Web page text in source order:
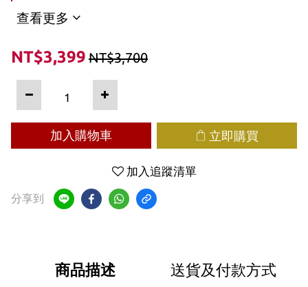
查看更多
NT$3,399 NT$3,700
加入購物車 立即購買
加入追蹤清單
分享到
商品描述 送貨及付款方式